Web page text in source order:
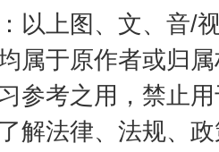
：以上图、文、音/
属于原作者或归
参考之用，禁止
解法律、法规、
素超标问题” 法